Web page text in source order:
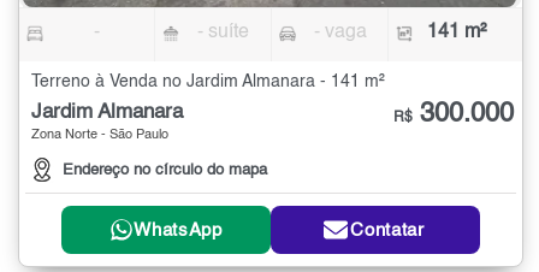
- - suíte - vaga 141 m²
Terreno à Venda no Jardim Almanara - 141 m²
Jardim Almanara
Zona Norte - São Paulo
Endereço no círculo do mapa
R$ 300.000
WhatsApp Contatar